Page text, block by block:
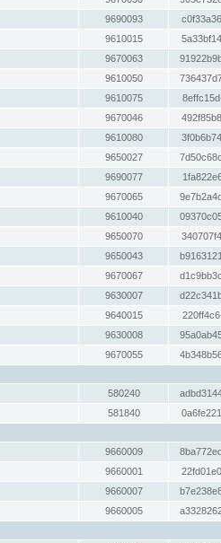
9690093
9610015
9670063
9610050
9610075
9670046
9610080
9650027
9690077
9670065
9610040
9650070
9650043
9670067
9630007
9640015
9630008
9670055
580240
581840
9660009
9660001
9660007
9660005